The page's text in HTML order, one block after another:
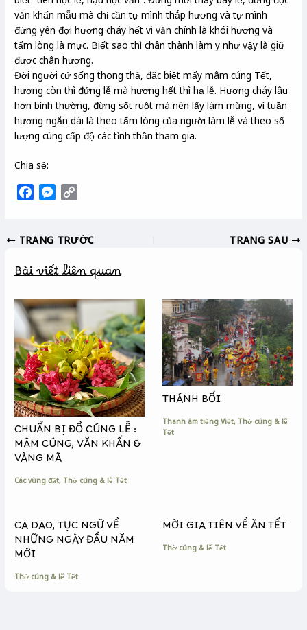
văn khấn mẫu mà chỉ cần tự mình thắp hương và tự mình
đứng yên đợi hương cháy hết vì văn chính là khói hương và
tấm lòng là mực. Biết sao thì chân thành làm y như vậy là giữ
được chân hương.
Đời người cứ sống thong thả, đặc biệt mấy mâm cúng Tết,
hương còn thì đứng lễ mà hương hết thì hạ lễ. Hương cháy lâu
hơn bình thường, đừng sốt ruột mà nên lấy làm mừng, vì tuần
hương ngắn dài là theo tấm lòng của người làm lễ và theo số
lượng cùng cấp độ các tỉnh thần tham gia.
Chia sẻ:
e
o
k
M
s
n
e
r
y
i
k
TRANG TRƯỚC TRANG SAU
Bài viết liên quan
CHUẨN BỊ ĐỒ CÚNG LỄ :
MÂM CÚNG, VĂN KHẤN &
VÀNG MÃ
Các vùng đất, Thờ cúng & lễ Tết
THÁNH BỐI
Thanh âm tiếng Việt, Thờ cúng & lễ
Tết
CA DAO, TỤC NGỮ VỀ
NHỮNG NGÀY ĐẦU NĂM
MỚI
Thờ cúng & lễ Tết
MỜI GIA TIÊN VỀ ĂN TẾT
Thờ cúng & lễ Tết